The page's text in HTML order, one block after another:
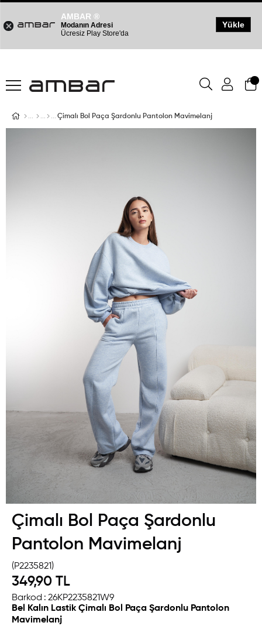
Çimalı Bol Paça Şardonlu Pantolon Mavimelanj
Çimalı Bol Paça Şardonlu
Pantolon Mavimelanj
(P2235821)
349,90 TL
Barkod : 26KP2235821W9
Bel Kalın Lastik Çimalı Bol Paça Şardonlu Pantolon
Mavimelanj
AMBAR ®
Modanın Adresi
Ücresiz Play Store'da
Yükle